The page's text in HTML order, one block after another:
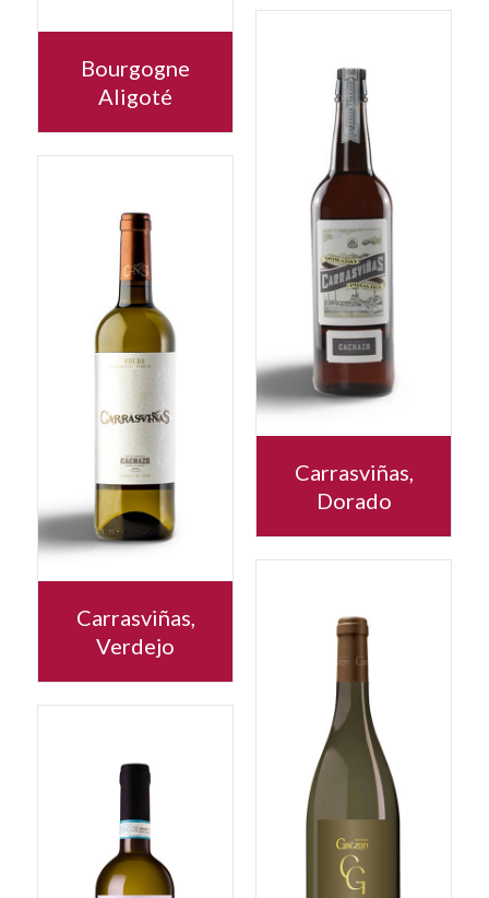
Bourgogne
Aligoté
Carrasviñas,
Dorado
Carrasviñas,
Verdejo